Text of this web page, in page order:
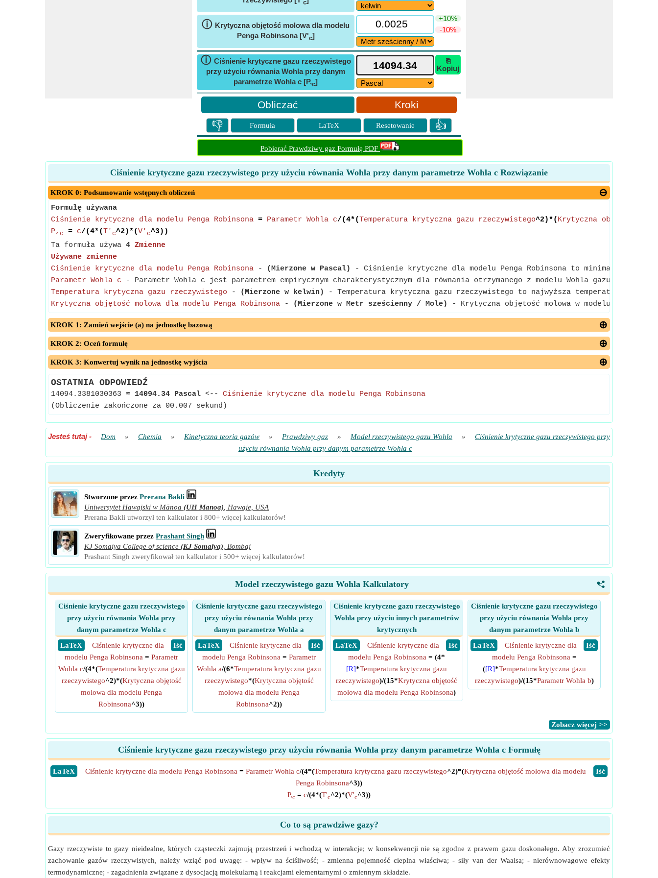
c
ⓘ Krytyczna objętość molowa dla modelu
Penga Robinsona [V'c]
+10%
-10%
ⓘ Ciśnienie krytyczne gazu rzeczywistego
przy użyciu równania Wohla przy danym
parametrze Wohla c [P,c]
⎘
Kopiuj
Kroki
👎 Formuła LaTeX Resetowanie 👍
Pobierać Prawdziwy gaz Formułę PDF
Ciśnienie krytyczne gazu rzeczywistego przy użyciu równania Wohla przy danym parametrze Wohla c Rozwiązanie
KROK 0: Podsumowanie wstępnych obliczeń
Formułę używana
Ciśnienie krytyczne dla modelu Penga Robinsona = Parametr Wohla c/(4*(Temperatura krytyczna gazu rzeczywistego^2)*( Krytyczna objętość
P, c = c/(4*(T' c^2)*(V' c^3))
Ta formuła używa 4 Zmienne
Używane zmienne
Ciśnienie krytyczne dla modelu Penga Robinsona - (Mierzone w Pascal)
- Ciśnienie krytyczne dla modelu Penga Robinsona to minimalne
Parametr Wohla c - Parametr Wohla c jest parametrem empirycznym charakterystycznym dla równania otrzymanego z modelu Wohla gazu
Temperatura krytyczna gazu rzeczywistego - (Mierzone w kelwin)
- Temperatura krytyczna gazu rzeczywistego to najwyższa temperatura, w
Krytyczna objętość molowa dla modelu Penga Robinsona - (Mierzone w Metr sześcienny / Mole) - Krytyczna objętość molowa w modelu Penga
KROK 1: Zamień wejście (a) na jednostkę bazową
KROK 2: Oceń formułę
KROK 3: Konwertuj wynik na jednostkę wyjścia
OSTATNIA ODPOWIEDŹ
14094.3381030363 ≈ 14094.34 Pascal <-- Ciśnienie krytyczne dla modelu Penga Robinsona
(Obliczenie zakończone za 00.007 sekund)
Jesteś tutaj- Dom » Chemia » Kinetyczna teoria gazów » Prawdziwy gaz » Model rzeczywistego gazu Wohla »
Ciśnienie krytyczne gazu rzeczywistego przy
użyciu równania Wohla przy danym parametrze Wohla c
Kredyty
Stworzone przez Prerana Bakli
Uniwersytet Hawajski w Mānoa (UH Manoa)
Hawaje, USA
Prerana Bakli utworzył ten kalkulator i 800+ więcej kalkulatorów!
Zweryfikowane przez Prashant Singh
KJ Somaiya College of science (KJ Somaiya)
Bombaj
Prashant Singh zweryfikował ten kalkulator i 500+ więcej kalkulatorów!
<
Model rzeczywistego gazu Wohla Kalkulatory
Ciśnienie krytyczne gazu rzeczywistego
przy użyciu równania Wohla przy
danym parametrze Wohla c
​ LaTeX
​ Iść
Ciśnienie krytyczne dla
modelu Penga Robinsona = Parametr
Wohla c/(4*(Temperatura krytyczna gazu
rzeczywistego^2)*(Krytyczna objętość
molowa dla modelu Penga
Robinsona^3))
Ciśnienie krytyczne gazu rzeczywistego
przy użyciu równania Wohla przy
danym parametrze Wohla a
​ LaTeX
​ Iść
Ciśnienie krytyczne dla
modelu Penga Robinsona = Parametr
Wohla a/(6*Temperatura krytyczna gazu
rzeczywistego*(Krytyczna objętość
molowa dla modelu Penga
Robinsona^2))
Ciśnienie krytyczne gazu rzeczywistego
Wohla przy użyciu innych parametrów
krytycznych
​ LaTeX
​ Iść
Ciśnienie krytyczne dla
modelu Penga Robinsona = (4*
[R]*Temperatura krytyczna gazu
rzeczywistego)/(15*Krytyczna objętość
molowa dla modelu Penga Robinsona)
Ciśnienie krytyczne gazu rzeczywistego
przy użyciu równania Wohla przy
danym parametrze Wohla b
​ LaTeX
​ Iść
Ciśnienie krytyczne dla
modelu Penga Robinsona =
([R]*Temperatura krytyczna gazu
rzeczywistego)/(15*Parametr Wohla b)
​Zobacz więcej >>
Ciśnienie krytyczne gazu rzeczywistego przy użyciu równania Wohla przy danym parametrze Wohla c Formułę
​LaTeX ​Iść
Ciśnienie krytyczne dla modelu Penga Robinsona = Parametr Wohla c/(4*(Temperatura krytyczna gazu rzeczywistego^2)*(Krytyczna objętość molowa dla modelu
Penga Robinsona^3))
P,c = c/(4*(T'c^2)*(V'c^3))
Co to są prawdziwe gazy?
Gazy rzeczywiste to gazy nieidealne, których cząsteczki zajmują przestrzeń i wchodzą w interakcje; w konsekwencji nie są zgodne z prawem gazu doskonałego. Aby zrozumieć
zachowanie gazów rzeczywistych, należy wziąć pod uwagę: - wpływ na ściśliwość; - zmienna pojemność cieplna właściwa; - siły van der Waalsa; - nierównowagowe efekty
termodynamiczne; - zagadnienia związane z dysocjacją molekularną i reakcjami elementarnymi o zmiennym składzie.